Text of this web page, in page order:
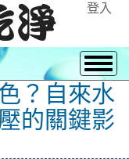
登入
？自來水
的關鍵影